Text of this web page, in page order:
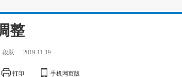
整
段跃 2019-11-19
打印 手机网页版